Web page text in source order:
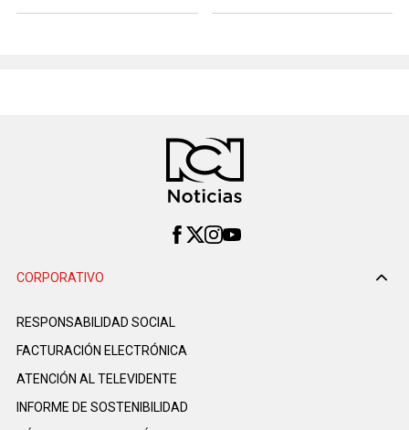
CORPORATIVO
RESPONSABILIDAD SOCIAL
FACTURACIÓN ELECTRÓNICA
ATENCIÓN AL TELEVIDENTE
INFORME DE SOSTENIBILIDAD